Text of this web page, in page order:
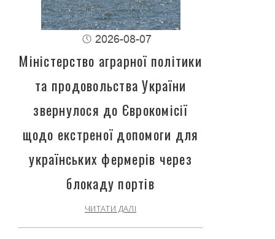
2026-08-07
Міністерство аграрної політики
та продовольства України
звернулося до Єврокомісії
щодо екстреної допомоги для
українських фермерів через
блокаду портів
ЧИТАТИ ДАЛІ